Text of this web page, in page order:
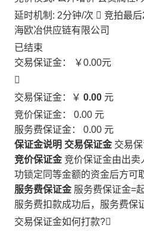
延时机制: 2分钟/次  竞拍最
海欧冶供应链有限公司
已结束
交易保证金：
￥0.00元

交易保证金：￥ 0.00 元
竞价保证金： 0.00 元
服务费保证金： 0.00 元
保证金说明 交易保证金 交易
竞价保证金 竞价保证金由出卖
功锁定同等金额的资金后方可
服务费保证金 服务费保证金=
服务费扣款成功后，服务费保
交易保证金如何打款?